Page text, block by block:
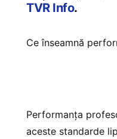
TVR Info.
Ce înseamnă
Performanța
aceste standarde